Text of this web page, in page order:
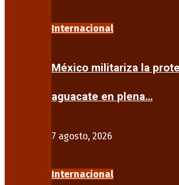
Internacional
México militariza la
aguacate en plena…
7 agosto, 2026
Internacional